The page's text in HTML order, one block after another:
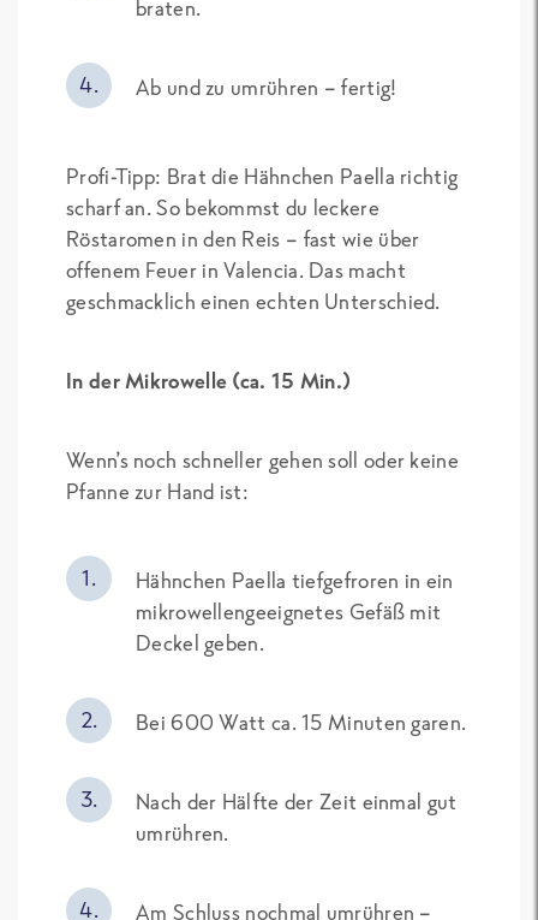
braten.
Ab und zu umrühren – fertig!
Profi-Tipp: Brat die Hähnchen Paella richtig
scharf an. So bekommst du leckere
Röstaromen in den Reis – fast wie über
offenem Feuer in Valencia. Das macht
geschmacklich einen echten Unterschied.
In der Mikrowelle (ca. 15 Min.)
Wenn’s noch schneller gehen soll oder keine
Pfanne zur Hand ist:
Hähnchen Paella tiefgefroren in ein
mikrowellengeeignetes Gefäß mit
Deckel geben.
Bei 600 Watt ca. 15 Minuten garen.
Nach der Hälfte der Zeit einmal gut
umrühren.
Am Schluss nochmal umrühren –